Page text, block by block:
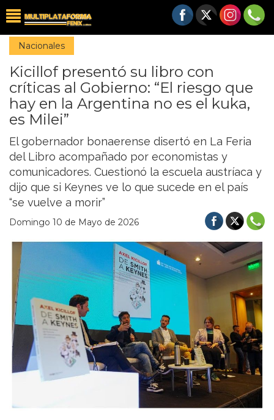
Nacionales
Kicillof presentó su libro con
críticas al Gobierno: “El riesgo que
hay en la Argentina no es el kuka,
es Milei”
El gobernador bonaerense disertó en La Feria
del Libro acompañado por economistas y
comunicadores. Cuestionó la escuela austríaca y
dijo que si Keynes ve lo que sucede en el país
“se vuelve a morir”
Domingo 10 de Mayo de 2026